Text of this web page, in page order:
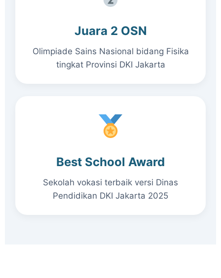
Juara 2 OSN
Olimpiade Sains Nasional bidang Fisika
tingkat Provinsi DKI Jakarta
Best School Award
Sekolah vokasi terbaik versi Dinas
Pendidikan DKI Jakarta 2025